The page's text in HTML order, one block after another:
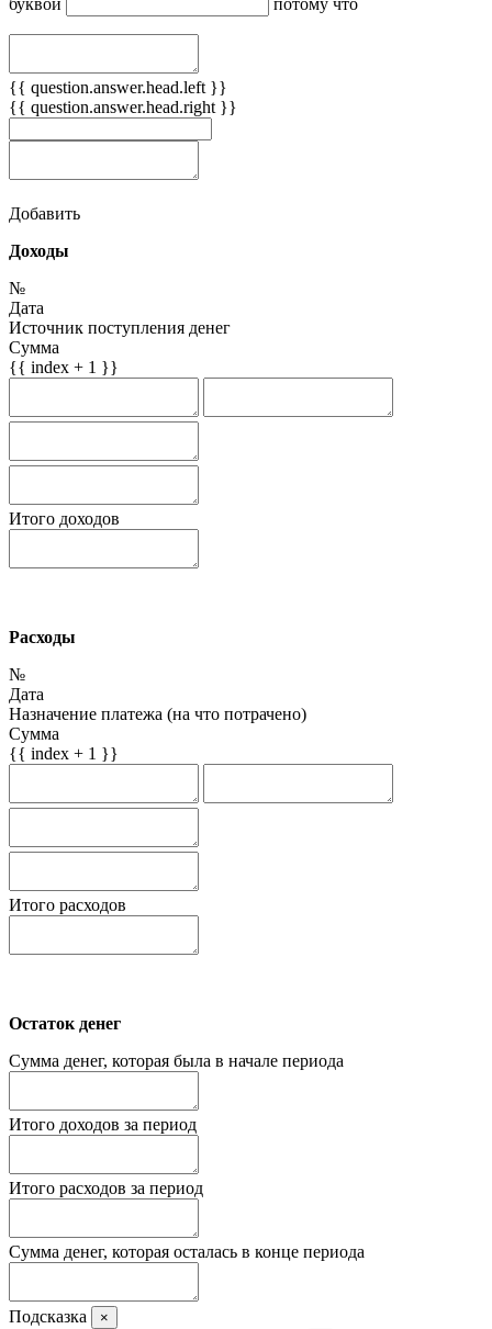
буквой потому что
{{ question.answer.head.left }}
{{ question.answer.head.right }}
Добавить
Доходы
№
Дата
Источник поступления денег
Сумма
{{ index + 1 }}
Итого доходов
Расходы
№
Дата
Назначение платежа (на что потрачено)
Сумма
{{ index + 1 }}
Итого расходов
Остаток денег
Сумма денег, которая была в начале периода
Итого доходов за период
Итого расходов за период
Сумма денег, которая осталась в конце периода
Подсказка ×